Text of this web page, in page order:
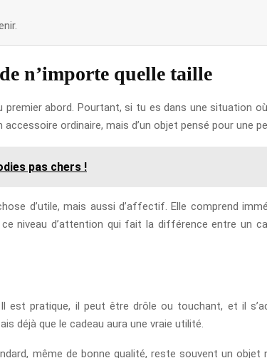
n’importe quelle taille
abord. Pourtant, si tu es dans une situation
ordinaire, mais d’un objet pensé pour une
pas chers !
d’utile, mais aussi d’affectif. Elle comprend
niveau d’attention qui fait la différence entre un
est pratique, il peut être drôle ou touchant, et il
déjà que le cadeau aura une vraie utilité.
même de bonne qualité, reste souvent un objet